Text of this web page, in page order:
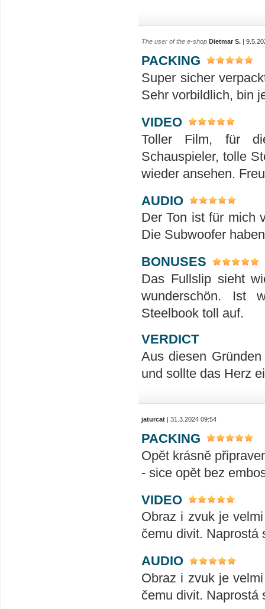
The user of the e-shop Dietmar S. |
PACKING
Super sicher
Sehr vorbildlich, bin
VIDEO
Toller Film, für
Schauspieler, tolle
wieder ansehen.
AUDIO
Der Ton ist für mich
Die Subwoofer
BONUSES
Das Fullslip sieht
wunderschön. Ist
Steelbook toll auf.
VERDICT
Aus diesen
und sollte das Herz
jaturcat | 31.3.2024 09:54
PACKING
Opět krásně
- sice opět bez
VIDEO
Obraz i zvuk je
čemu divit. Naprostá
AUDIO
Obraz i zvuk je
čemu divit. Naprostá